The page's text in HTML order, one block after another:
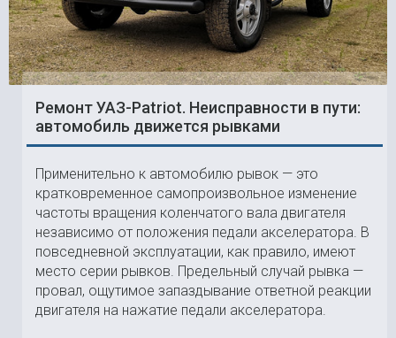
Ремонт УАЗ-Patriot. Неисправности в пути:
автомобиль движется рывками
Применительно к автомобилю рывок — это
кратковременное самопроизвольное изменение
частоты вращения коленчатого вала двигателя
независимо от положения педали акселератора. В
повседневной эксплуатации, как правило, имеют
место серии рывков. Предельный случай рывка —
провал, ощутимое запаздывание ответной реакции
двигателя на нажатие педали акселератора.